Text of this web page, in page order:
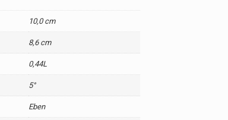
10,0 cm
8,6 cm
0,44L
5°
Eben